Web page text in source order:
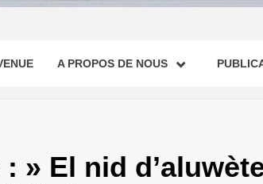
A PROPOS DE NOUS
» El nid